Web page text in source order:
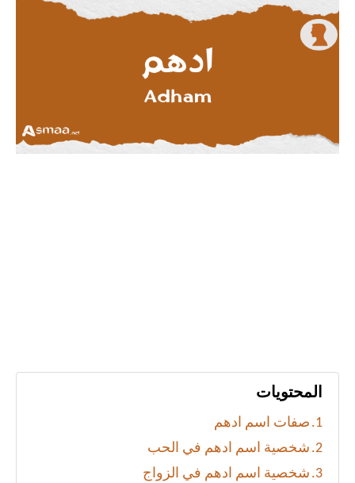
المحتويات
صفات اسم ادهم
شخصية اسم ادهم في الحب
شخصية اسم ادهم في الزواج